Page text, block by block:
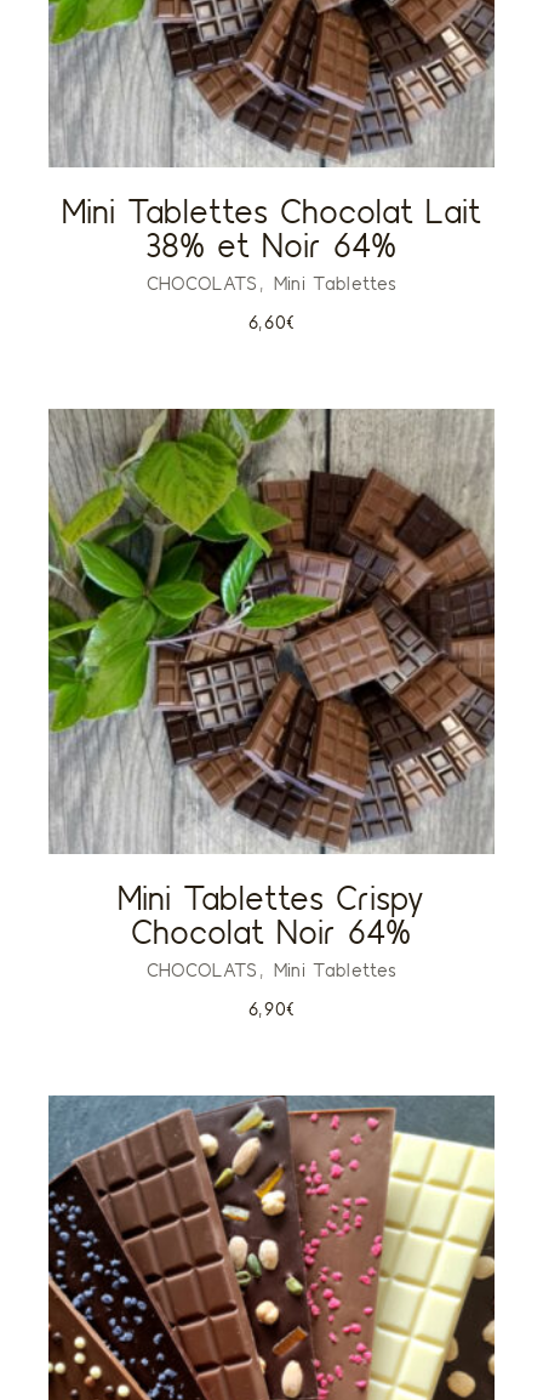
Mini Tablettes Chocolat Lait
38% et Noir 64%
CHOCOLATS
Mini Tablettes
6,60€
Mini Tablettes Crispy
Chocolat Noir 64%
CHOCOLATS
Mini Tablettes
6,90€